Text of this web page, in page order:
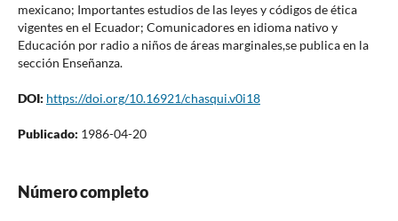
mexicano; Importantes estudios de las leyes y códigos de ética
vigentes en el Ecuador; Comunicadores en idioma nativo y
Educación por radio a niños de áreas marginales,se publica en la
sección Enseñanza.
DOI: https://doi.org/10.16921/chasqui.v0i18
Publicado: 1986-04-20
Número completo